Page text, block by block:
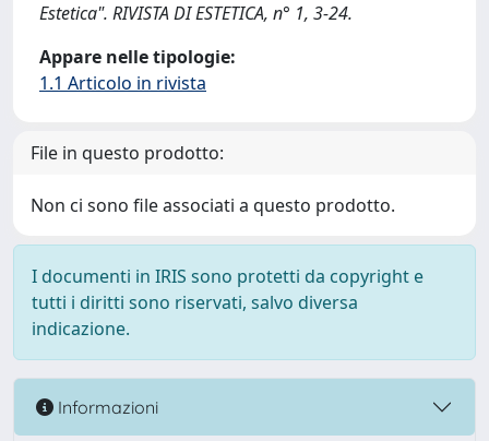
Estetica". RIVISTA DI ESTETICA, n° 1, 3-24.
Appare nelle tipologie:
1.1 Articolo in rivista
File in questo prodotto:
Non ci sono file associati a questo prodotto.
I documenti in IRIS sono protetti da copyright e
tutti i diritti sono riservati, salvo diversa
indicazione.
Informazioni